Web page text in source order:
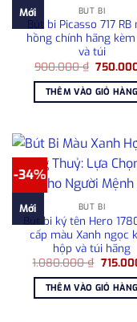
Mới BÚT BI
Bút bi Picasso 717 RB
hồng chính hãng
và túi
900.000₫ Giá
là:
900.000
THÊM VÀO GIỎ HÀNG
-34%
Mới BÚT BI
Bút bi ký tên Hero
cấp màu Xanh ngọc
hộp và túi hãng
1.080.000₫ Giá
là:
THÊM VÀO GIỎ HÀNG